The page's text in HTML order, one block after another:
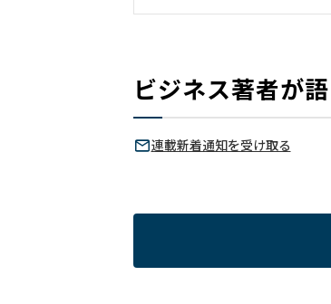
ビジネス著者が
連載新着通知を受け取る